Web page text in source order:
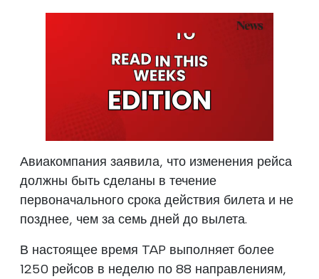
Авиакомпания заявила, что изменения рейса
должны быть сделаны в течение
первоначального срока действия билета и не
позднее, чем за семь дней до вылета.
В настоящее время TAP выполняет более
1250 рейсов в неделю по 88 направлениям,